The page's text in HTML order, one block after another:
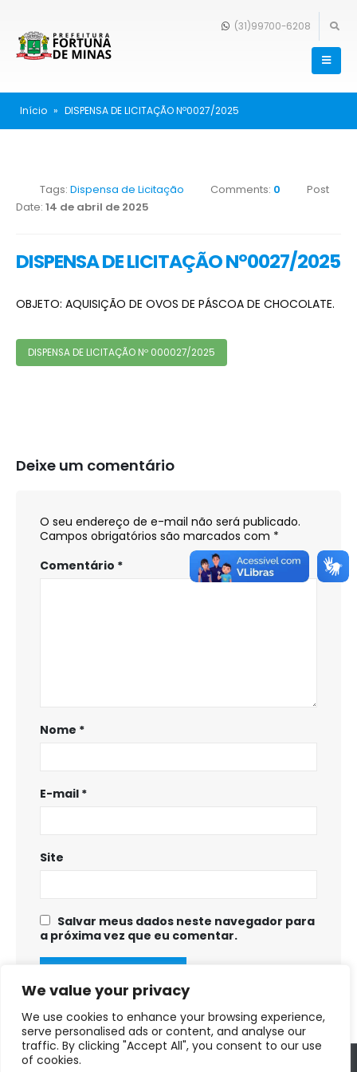
We value your privacy
We use cookies to enhance your browsing experience,
serve personalised ads or content, and analyse our
traffic. By clicking "Accept All", you consent to our use
of cookies.
(31)99700-6208
Início » DISPENSA DE LICITAÇÃO Nº0027/2025
Tags: Dispensa de Licitação Comments: 0
Post
Date: 14 de abril de 2025
DISPENSA DE LICITAÇÃO Nº0027/2025
OBJETO: AQUISIÇÃO DE OVOS DE PÁSCOA DE CHOCOLATE.
DISPENSA DE LICITAÇÃO Nº 000027/2025
Deixe um comentário
O seu endereço de e-mail não será publicado.
Campos obrigatórios são marcados com *
Comentário *
Nome *
E-mail *
Site
Salvar meus dados neste navegador para
a próxima vez que eu comentar.
Copyright © 2025 - 2028. Prefeitura Municipal de Fortuna de Minas